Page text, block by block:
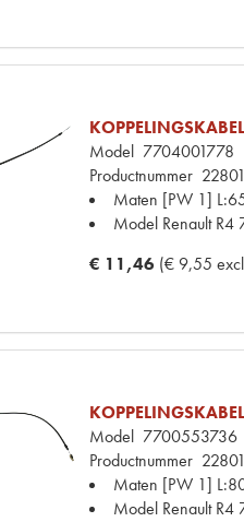
KOPPELINGSKABEL
Model 7704001778
Productnummer
Maten [PW 1]
Model Renault R4
€ 11,46 (€ 9,55
KOPPELINGSKABEL
Model 7700553736
Productnummer
Maten [PW 1]
Model Renault R4